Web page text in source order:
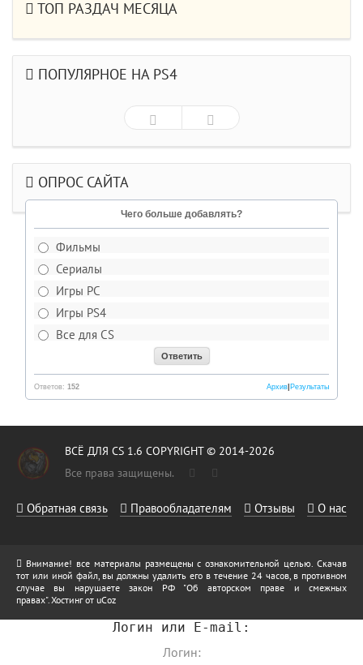
ТОП РАЗДАЧ МЕСЯЦА
ПОПУЛЯРНОЕ НА PS4
ОПРОС САЙТА
Чего больше добавлять?
Фильмы
Сериалы
Игры PC
Игры PS4
Все для CS
Ответов: 152 Результаты
Архив
ВСЁ ДЛЯ CS 1.6 COPYRIGHT © 2014-2026
Все права защищены.
Обратная связь Правообладателям Отзывы О нас
Внимание! все материалы размещены с ознакомительной целью. Скачав
тот или иной файл, вы должны удалить его в течение 24 часов, в противном
случае вы нарушаете закон РФ "Об авторском праве и смежных
правах".Хостинг от uCoz
Логин или E-mail: